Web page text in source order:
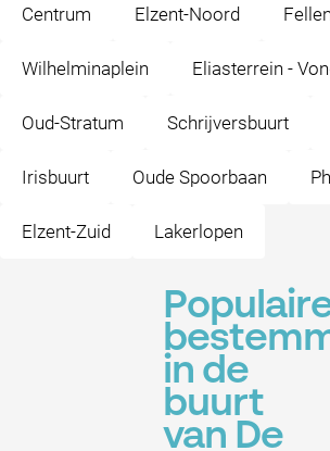
Centrum Elzent-Noord
Wilhelminaplein Eliasterrein -
Oud-Stratum Schrijversbuurt
Irisbuurt Oude Spoorbaan
Elzent-Zuid Lakerlopen
in de
buurt
van De